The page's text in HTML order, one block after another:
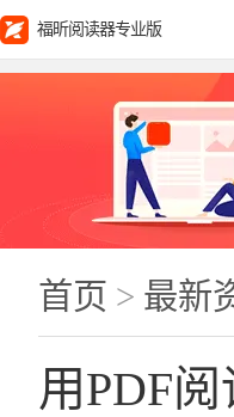
福昕阅读器专业版
首页 > 最新
用PDF